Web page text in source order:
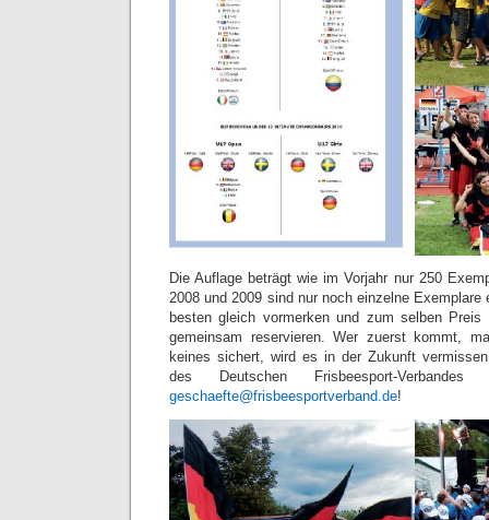
Die Auflage beträgt wie im Vorjahr nur 250
2008 und 2009 sind nur noch einzelne
besten gleich vormerken und zum selben
gemeinsam reservieren. Wer zuerst kommt,
keines sichert, wird es in der Zukunft
des Deutschen Frisbeesport-
geschaefte@frisbeesportverband.de!